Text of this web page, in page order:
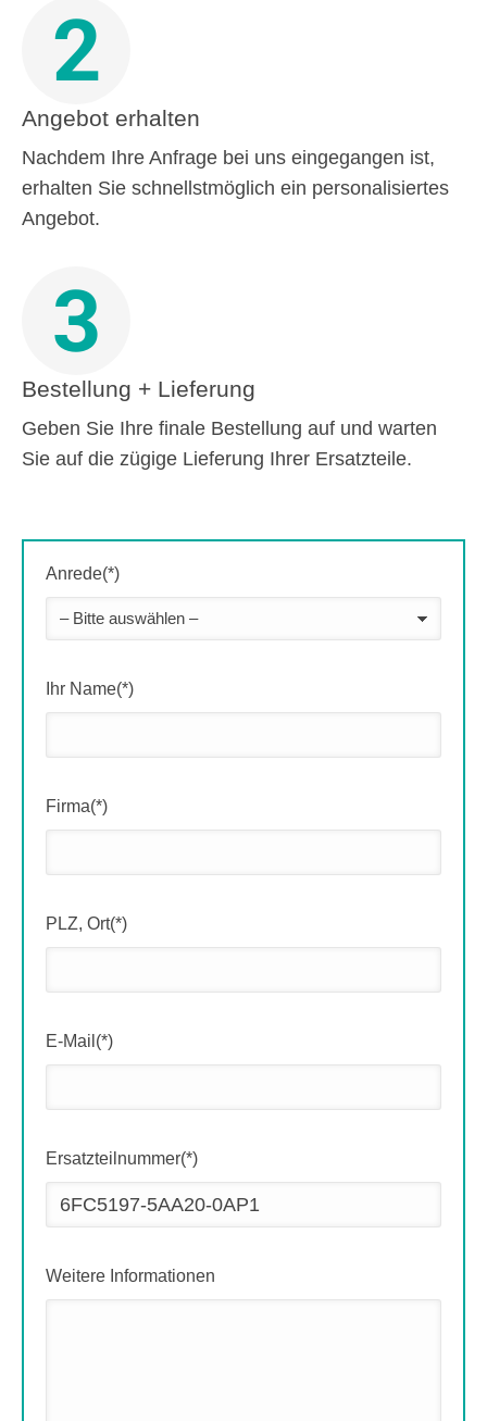
2
Angebot erhalten
Nachdem Ihre Anfrage bei uns eingegangen ist,
erhalten Sie schnellstmöglich ein personalisiertes
Angebot.
3
Bestellung + Lieferung
Geben Sie Ihre finale Bestellung auf und warten
Sie auf die zügige Lieferung Ihrer Ersatzteile.
Anrede(*)
Ihr Name(*)
Firma(*)
PLZ, Ort(*)
E-Mail(*)
Ersatzteilnummer(*)
Weitere Informationen